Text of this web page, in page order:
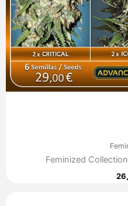
Feminized